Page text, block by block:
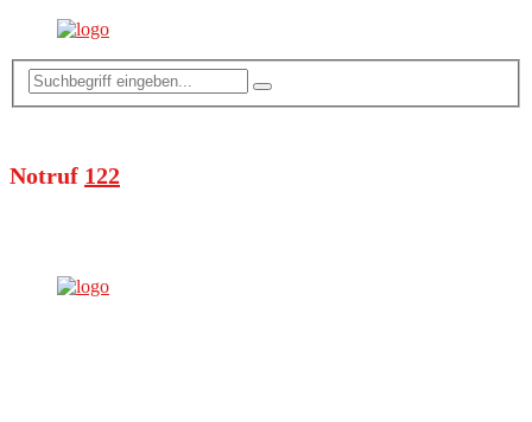
Notruf 122